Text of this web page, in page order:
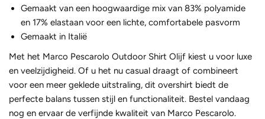
Gemaakt van een hoogwaardige mix van 83% polyamide
en 17% elastaan voor een lichte, comfortabele pasvorm
Gemaakt in Italië
Met het Marco Pescarolo Outdoor Shirt Olijf kiest u voor luxe
en veelzijdigheid. Of u het nu casual draagt of combineert
voor een meer geklede uitstraling, dit overshirt biedt de
perfecte balans tussen stijl en functionaliteit. Bestel vandaag
nog en ervaar de verfijnde kwaliteit van Marco Pescarolo.